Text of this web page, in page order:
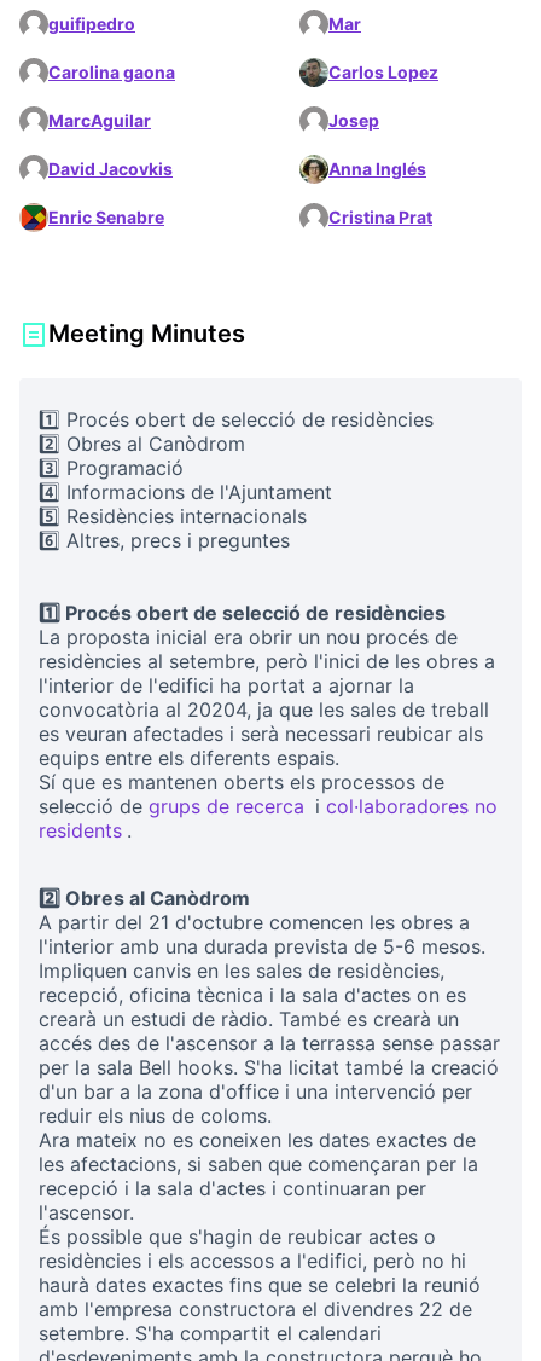
guifipedro Mar
Carolina gaona Carlos Lopez
MarcAguilar Josep
David Jacovkis Anna Inglés
Enric Senabre Cristina Prat
Meeting Minutes
1️⃣ Procés obert de selecció de residències
2️⃣ Obres al Canòdrom
3️⃣ Programació
4️⃣ Informacions de l'Ajuntament
5️⃣ Residències internacionals
6️⃣ Altres, precs i preguntes
1️⃣ Procés obert de selecció de residències
La proposta inicial era obrir un nou procés de
residències al setembre, però l'inici de les obres a
l'interior de l'edifici ha portat a ajornar la
convocatòria al 20204, ja que les sales de treball
es veuran afectades i serà necessari reubicar als
equips entre els diferents espais.
Sí que es mantenen oberts els processos de
selecció de grups de recerca i col·laboradores no
residents .
2️⃣ Obres al Canòdrom
A partir del 21 d'octubre comencen les obres a
l'interior amb una durada prevista de 5-6 mesos.
Impliquen canvis en les sales de residències,
recepció, oficina tècnica i la sala d'actes on es
crearà un estudi de ràdio. També es crearà un
accés des de l'ascensor a la terrassa sense passar
per la sala Bell hooks. S'ha licitat també la creació
d'un bar a la zona d'office i una intervenció per
reduir els nius de coloms.
Ara mateix no es coneixen les dates exactes de
les afectacions, si saben que començaran per la
recepció i la sala d'actes i continuaran per
l'ascensor.
És possible que s'hagin de reubicar actes o
residències i els accessos a l'edifici, però no hi
haurà dates exactes fins que se celebri la reunió
amb l'empresa constructora el divendres 22 de
setembre. S'ha compartit el calendari